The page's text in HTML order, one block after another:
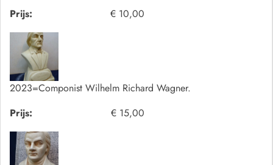
Prijs:
€ 10,00
2023=Componist Wilhelm Richard Wagner.
Prijs:
€ 15,00